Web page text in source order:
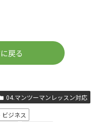
戻る
04.マンツーマンレッスン対応
ビジネス